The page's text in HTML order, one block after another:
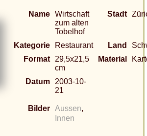
Name Wirtschaft
zum alten
Tobelhof
Stadt
Kategorie Restaurant Land
Format
29,5x21,5
cm
Material
Datum
2003-10-
21
Bilder Aussen,
Innen